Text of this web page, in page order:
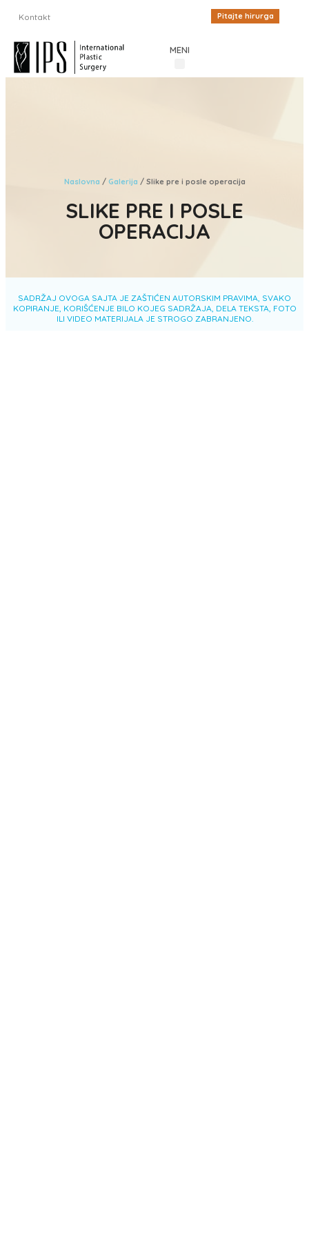
Kontakt Pitajte hirurga
MENI
Naslovna / Galerija / Slike pre i posle operacija
SLIKE PRE I POSLE
OPERACIJA
SADRŽAJ OVOGA SAJTA JE ZAŠTIĆEN AUTORSKIM PRAVIMA, SVAKO
KOPIRANJE, KORIŠĆENJE BILO KOJEG SADRŽAJA, DELA TEKSTA, FOTO
ILI VIDEO MATERIJALA JE STROGO ZABRANJENO.